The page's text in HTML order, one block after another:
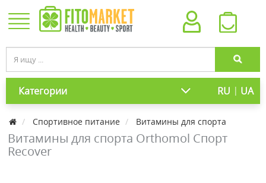
Категории RU | UA
Спортивное питание Витамины для спорта
Витамины для спорта Orthomol Спорт
Recover